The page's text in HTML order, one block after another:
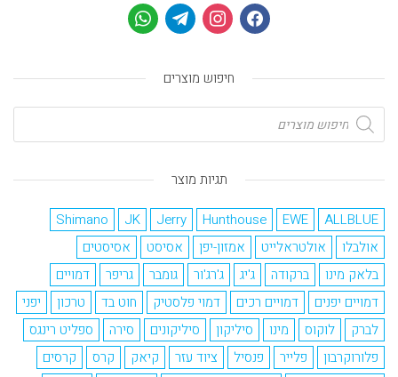
חיפוש מוצרים
תגיות מוצר
ALLBLUE
EWE
Hunthouse
Jerry
JK
Shimano
אולבלו
אולטראלייט אמזון-יפן אסיסט
אסיסטים
בלאק מינו
ברקודה ג'יג ג'רג'ור גומבר גריפר
דמויים
דמויים יפנים
דמויים רכים דמוי פלסטיק חוט בד טרכון
יפני
לברק
לוקוס מינו סיליקון סיליקונים סירה
ספליט רינגס
פלורוקרבון
פלייר פנסיל ציוד עזר קיאק קרס
קרסים